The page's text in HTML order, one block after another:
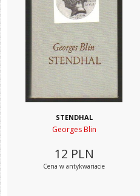
STENDHAL
Georges Blin
12 PLN
Cena w antykwariacie